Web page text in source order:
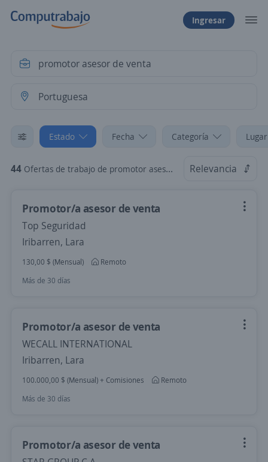
Ingresar
Estado Fecha Categoría
44 Ofertas de trabajo de promotor asesor de venta en Portuguesa Relevancia
Promotor/a asesor de venta
Top Seguridad
Iribarren, Lara
130,00 $ (Mensual)
Remoto
Más de 30 días
Promotor/a asesor de venta
WECALL INTERNATIONAL
Iribarren, Lara
100.000,00 $ (Mensual) + Comisiones
Remoto
Más de 30 días
Promotor/a asesor de venta